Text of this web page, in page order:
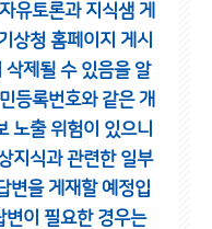
유토론과 지식샘 게
상청 홈페이지 게시
삭제될 수 있음을 알
등록번호와 같은 개
노출 위험이 있으니
지식과 관련한 일부
변을 게재할 예정입
이 필요한 경우는